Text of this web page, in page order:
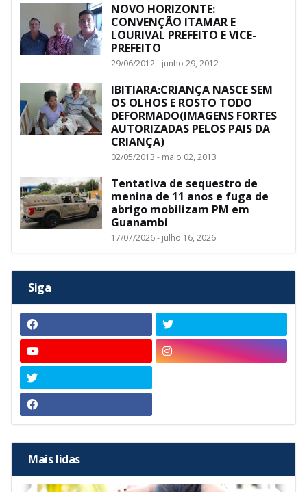
NOVO HORIZONTE:
CONVENÇÃO ITAMAR E
LOURIVAL PREFEITO E VICE-
PREFEITO
29/06/2012 - junho 29, 2012
IBITIARA:CRIANÇA NASCE SEM
OS OLHOS E ROSTO TODO
DEFORMADO(IMAGENS FORTES
AUTORIZADAS PELOS PAIS DA
CRIANÇA)
02/05/2013 - maio 02, 2013
Tentativa de sequestro de
menina de 11 anos e fuga de
abrigo mobilizam PM em
Guanambi
17/07/2026 - julho 16, 2026
Siga
Mais lidas